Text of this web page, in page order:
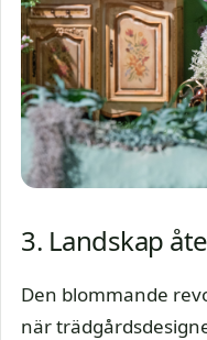
3. Landskap
Den blommande
när